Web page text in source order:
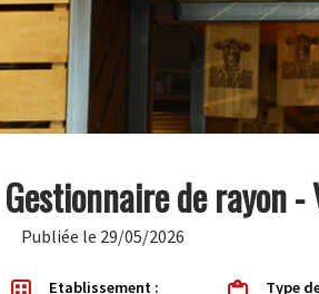
Gestionnaire de rayon
Publiée le 29/05/2026
Etablissement :
Type